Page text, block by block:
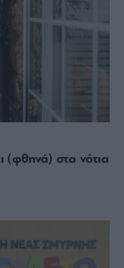
(φθηνά) στα νότια